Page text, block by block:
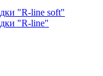
"R-line soft"
"R-line"